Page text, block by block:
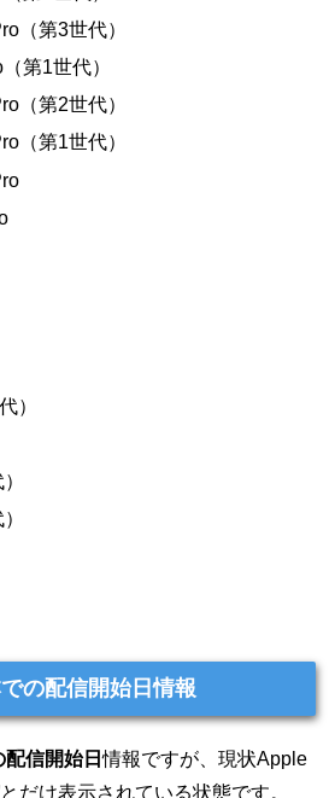
（第3世代）
第1世代）
（第2世代）
（第1世代）
）
の配信開始日情報
配信開始日情報ですが、現状Apple
とだけ表示されている状態です。